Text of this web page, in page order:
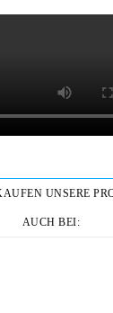
UNSERE
AUCH BEI: